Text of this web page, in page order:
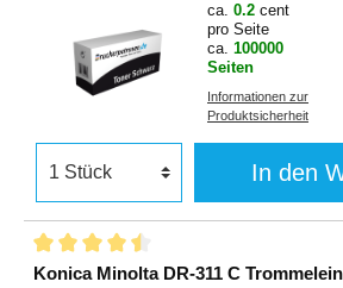
ca. 0.2 cent
pro Seite
ca. 100000
Seiten
Informationen zur
Produktsicherheit
In den
Konica Minolta DR-311 C